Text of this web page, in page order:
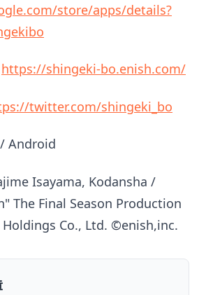
store/apps/details?
https://shingeki-bo.enish.com/
twitter.com/shingeki_bo
Android
Isayama, Kodansha /
The Final Season Production
Co., Ltd. ©enish,inc.